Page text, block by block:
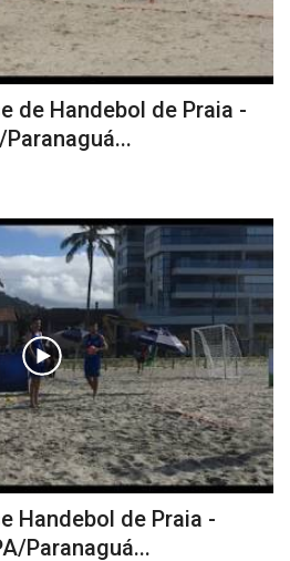
de Handebol de Praia -
Handebol de Praia -
Paranaguá...